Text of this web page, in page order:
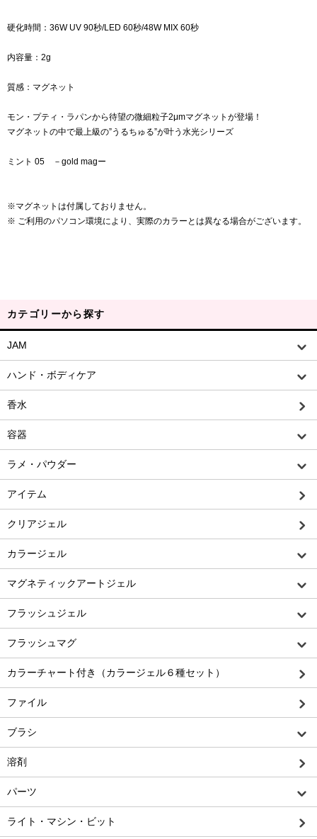
硬化時間：36W UV 90秒/LED 60秒/48W MIX 60秒
内容量：2g
質感：マグネット
モン・プティ・ラパンから待望の微細粒子2μmマグネットが登場！
マグネットの中で最上級の”うるちゅる”が叶う水光シリーズ
ミント 05 －gold magー
※マグネットは付属しておりません。
※ ご利用のパソコン環境により、実際のカラーとは異なる場合がございます。
カテゴリーから探す
JAM
ハンド・ボディケア
香水
容器
ラメ・パウダー
アイテム
クリアジェル
カラージェル
マグネティックアートジェル
フラッシュジェル
フラッシュマグ
カラーチャート付き（カラージェル６種セット）
ファイル
ブラシ
溶剤
パーツ
ライト・マシン・ビット